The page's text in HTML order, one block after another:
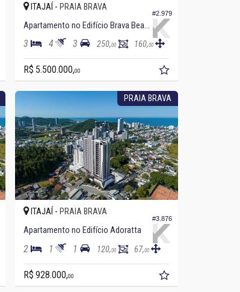
#2.979
ITAJAÍ - PRAIA BRAVA
Apartamento no Edifício Brava Beach
3 4 3 250,00 160,00
R$ 5.500.000,00
PRAIA BRAVA
#3.876
ITAJAÍ - PRAIA BRAVA
Apartamento no Edifício Adoratta
2 1 1 120,00 67,00
R$ 928.000,00